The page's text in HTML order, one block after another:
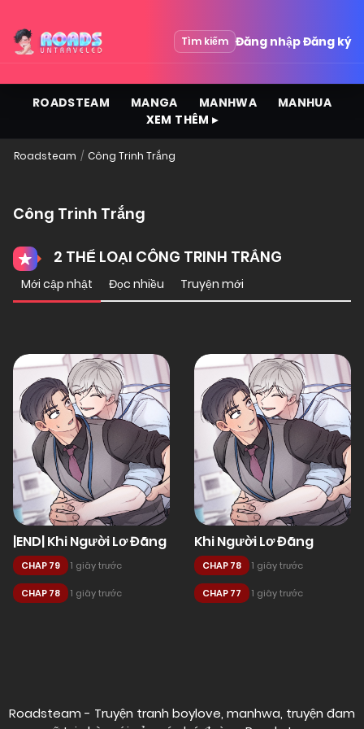
Tìm kiếm Đăng nhậpĐăng ký
ROADSTEAM MANGA MANHWA
MANHUA
XEM THÊM ▸
Roadsteam Công Trinh Trắng
Công Trinh Trắng
2 THỂ LOẠI CÔNG TRINH TRẮNG
Mới cập nhật Đọc nhiều Truyện mới
|END| Khi Người Lơ Đãng
CHAP 79 1 giây trước
CHAP 78 1 giây trước
Khi Người Lơ Đãng
CHAP 78 1 giây trước
CHAP 77 1 giây trước
Roadsteam - Truyện tranh boylove, manhwa, truyện đam